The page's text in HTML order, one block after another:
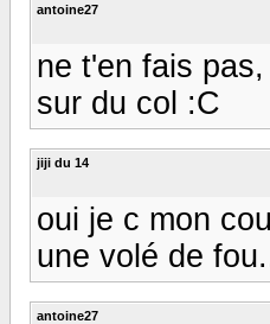
antoine27
ne t'en fais
sur du col :C
jiji du 14
oui je c mon
une volé de
antoine27